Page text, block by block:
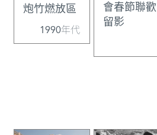
炮竹燃放區
1990年代
會春節聯歡
留影